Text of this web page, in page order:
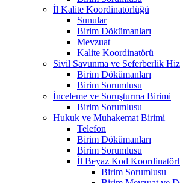
İl Kalite Koordinatörlüğü
Sunular
Birim Dökümanları
Mevzuat
Kalite Koordinatörü
Sivil Savunma ve Seferberlik
Birim Dökümanları
Birim Sorumlusu
İnceleme ve Soruşturma Birimi
Birim Sorumlusu
Hukuk ve Muhakemat Birimi
Telefon
Birim Dökümanları
Birim Sorumlusu
İl Beyaz Kod
Birim Sorumlusu